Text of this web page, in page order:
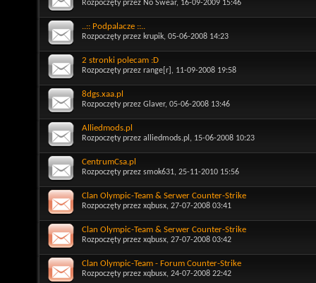
Rozpoczęty przez No Swear, 16-09-2009 15:46
..:: Podpalacze ::..
Rozpoczęty przez krupik, 05-06-2008 14:23
2 stronki polecam :D
Rozpoczęty przez range[r] , 11-09-2008 19:58
8dgs.xaa.pl
Rozpoczęty przez Glaver, 05-06-2008 13:46
Alliedmods.pl
Rozpoczęty przez alliedmods.pl , 15-06-2008 10:23
CentrumCsa.pl
Rozpoczęty przez smok631, 25-11-2010 15:56
Clan Olympic-Team & Serwer Counter-Strike
Rozpoczęty przez xqbusx, 27-07-2008 03:41
Clan Olympic-Team & Serwer Counter-Strike
Rozpoczęty przez xqbusx, 27-07-2008 03:42
Clan Olympic-Team - Forum Counter-Strike
Rozpoczęty przez xqbusx, 24-07-2008 22:42